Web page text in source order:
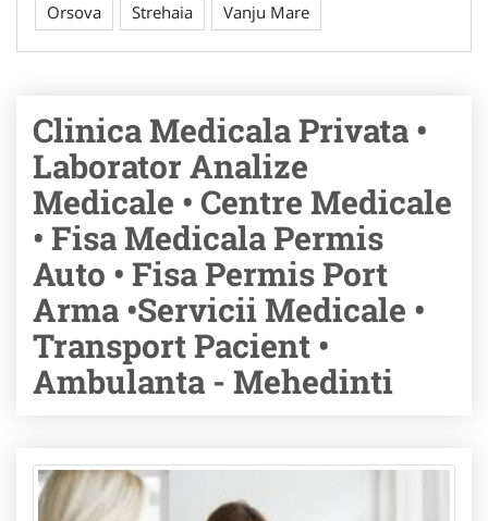
Orsova Strehaia Vanju Mare
Clinica Medicala Privata •
Laborator Analize
Medicale • Centre Medicale
• Fisa Medicala Permis
Auto • Fisa Permis Port
Arma •Servicii Medicale •
Transport Pacient •
Ambulanta - Mehedinti